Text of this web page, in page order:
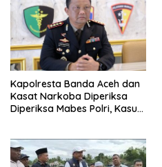
Kapolresta Banda Aceh dan
Kasat Narkoba Diperiksa
Diperiksa Mabes Polri, Kasus